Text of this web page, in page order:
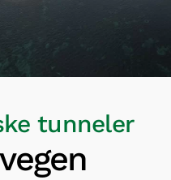
tunneler